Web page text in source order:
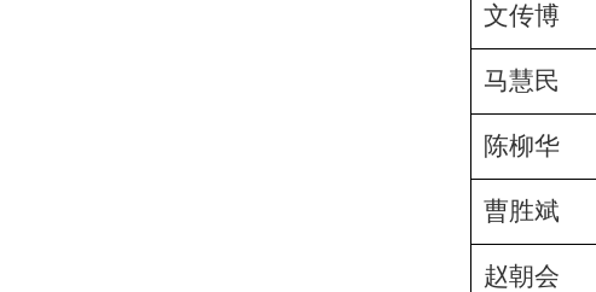
文传博
马慧民
陈柳华
曹胜斌
赵朝会